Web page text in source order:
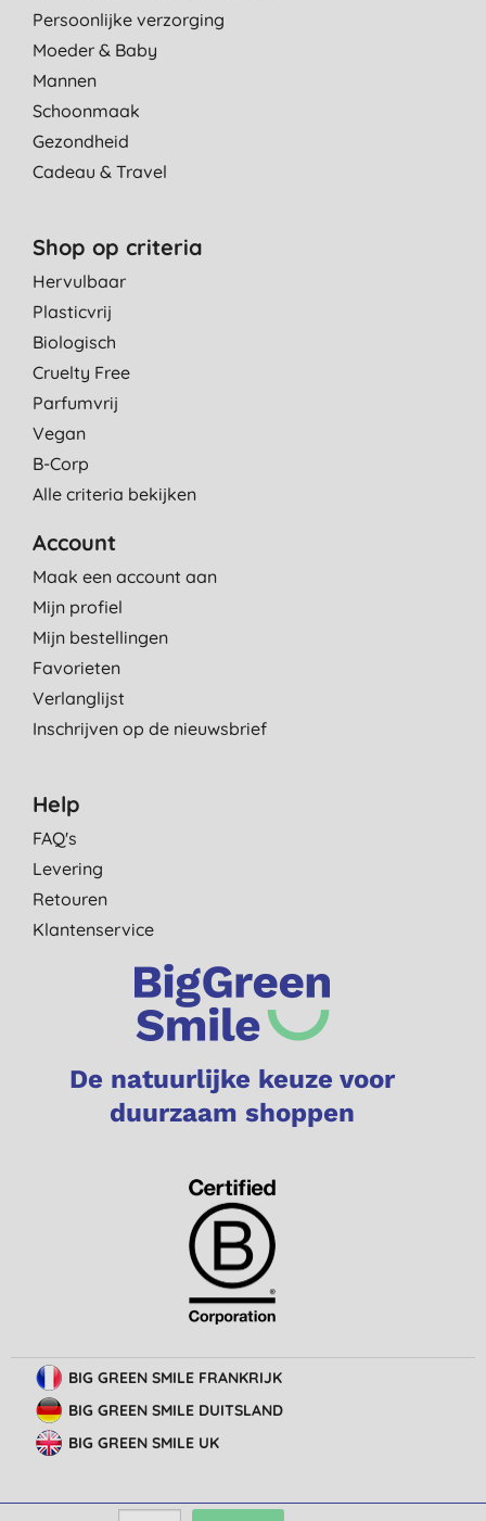
Persoonlijke verzorging
Moeder & Baby
Mannen
Schoonmaak
Gezondheid
Cadeau & Travel
Shop op criteria
Hervulbaar
Plasticvrij
Biologisch
Cruelty Free
Parfumvrij
Vegan
B-Corp
Alle criteria bekijken
Account
Maak een account aan
Mijn profiel
Mijn bestellingen
Favorieten
Verlanglijst
Inschrijven op de nieuwsbrief
Help
FAQ's
Levering
Retouren
Klantenservice
De natuurlijke keuze voor
duurzaam shoppen
BIG GREEN SMILE FRANKRIJK
BIG GREEN SMILE DUITSLAND
BIG GREEN SMILE UK